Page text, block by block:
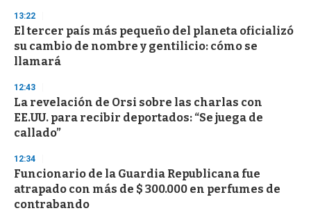
d
s
13:22
El tercer país más pequeño del planeta oficializó
su cambio de nombre y gentilicio: cómo se
llamará
12:43
La revelación de Orsi sobre las charlas con
EE.UU. para recibir deportados: “Se juega de
callado”
12:34
Funcionario de la Guardia Republicana fue
atrapado con más de $ 300.000 en perfumes de
contrabando